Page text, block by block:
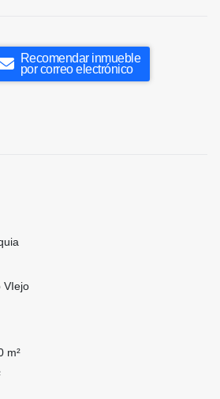
Recomendar inmueble
por correo electrónico
VIejo
m²